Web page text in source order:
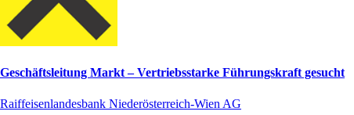
Geschäftsleitung Markt – Vertriebsstarke Führungskraft gesucht
Raiffeisenlandesbank Niederösterreich-Wien AG